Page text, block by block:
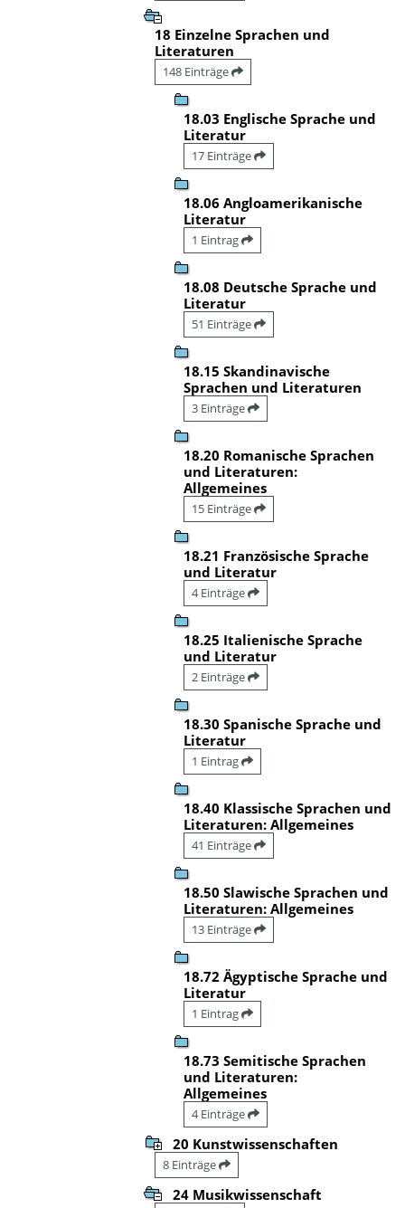
18 Einzelne Sprachen und
Literaturen
148 Einträge
18.03 Englische Sprache und
Literatur
17 Einträge
18.06 Angloamerikanische
Literatur
1 Eintrag
18.08 Deutsche Sprache und
Literatur
51 Einträge
18.15 Skandinavische
Sprachen und Literaturen
3 Einträge
18.20 Romanische Sprachen
und Literaturen:
Allgemeines
15 Einträge
18.21 Französische Sprache
und Literatur
4 Einträge
18.25 Italienische Sprache
und Literatur
2 Einträge
18.30 Spanische Sprache und
Literatur
1 Eintrag
18.40 Klassische Sprachen und
Literaturen: Allgemeines
41 Einträge
18.50 Slawische Sprachen und
Literaturen: Allgemeines
13 Einträge
18.72 Ägyptische Sprache und
Literatur
1 Eintrag
18.73 Semitische Sprachen
und Literaturen:
Allgemeines
4 Einträge
20 Kunstwissenschaften
8 Einträge
24 Musikwissenschaft